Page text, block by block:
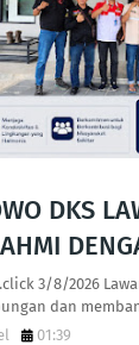
DKS
3/8/2026
dan
01:39